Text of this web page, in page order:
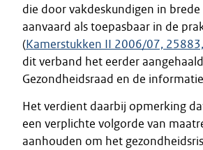
die door vakdeskundigen in
aanvaard als toepasbaar in de
(Kamerstukken II 2006/07,
dit verband het eerder
Gezondheidsraad en de
Het verdient daarbij opmerking
een verplichte volgorde van
aanhouden om het